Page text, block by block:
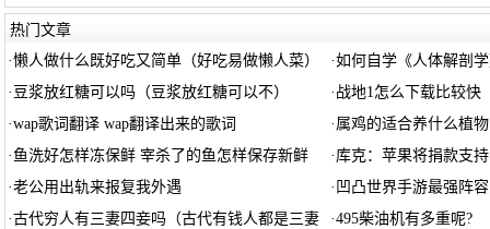
热门文章
·懒人做什么既好吃又简单（好吃易做懒人菜） ·如何自学《人体解剖
· 豆浆放红糖可以吗（豆浆放红糖可以不） · 战地1怎么下载比较快
·wap歌词翻译 wap翻译出来的歌词 · 属鸡的适合养什么植
· 鱼洗好怎样冻保鲜 宰杀了的鱼怎样保存新鲜 · 库克：苹果将捐款支
·老公用出轨来报复我外遇 · 凹凸世界手游最强阵
·古代穷人有三妻四妾吗（古代有钱人都是三妻 ·495柴油机有多重呢?